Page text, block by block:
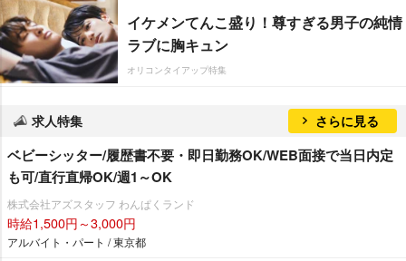
イケメンてんこ盛り！尊すぎる男子の純情
ラブに胸キュン
オリコンタイアップ特集
求人特集 さらに見る
ベビーシッター/履歴書不要・即日勤務OK/WEB面接で当日内定
も可/直行直帰OK/週1～OK
株式会社アズスタッフ わんぱくランド
時給1,500円～3,000円
アルバイト・パート / 東京都